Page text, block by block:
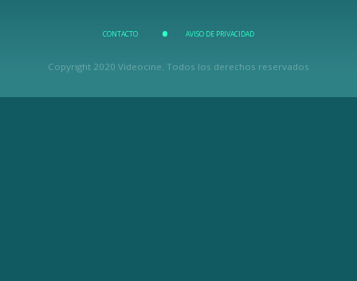
CONTACTO AVISO DE PRIVACIDAD
Copyright 2020 Videocine. Todos los derechos reservados